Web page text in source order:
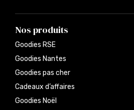
Nos produits
Goodies RSE
Goodies Nantes
Goodies pas cher
Cadeaux d’affaires
Goodies Noël